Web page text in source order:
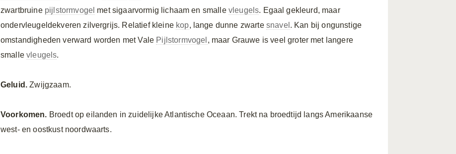
zwartbruine pijlstormvogel met sigaarvormig lichaam en smalle vleugels. Egaal gekleurd, maar
ondervleugeldekveren zilvergrijs. Relatief kleine kop, lange dunne zwarte snavel . Kan bij ongunstige
omstandigheden verward worden met Vale Pijlstormvogel , maar Grauwe is veel groter met langere
smallevleugels.
Geluid. Zwijgzaam.
Voorkomen. Broedt op eilanden in zuidelijke Atlantische Oceaan. Trekt na broedtijd langs Amerikaanse
west- en oostkust noordwaarts.